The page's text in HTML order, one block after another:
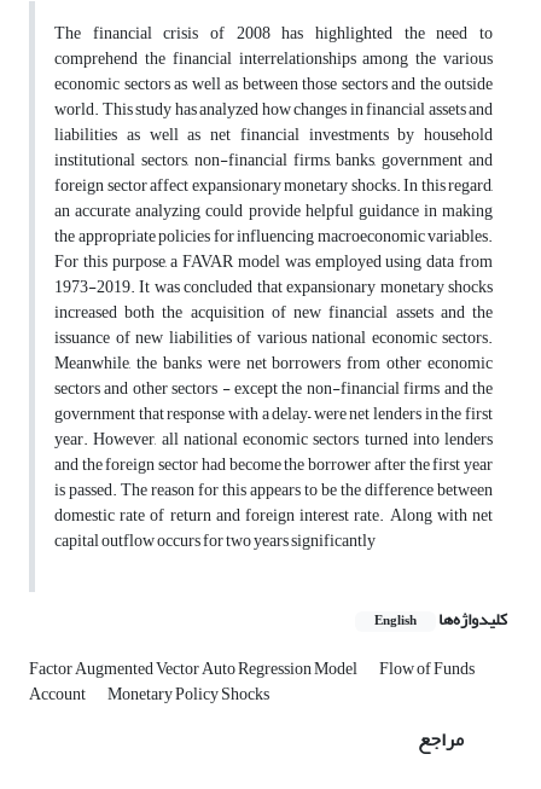
The financial crisis of 2008 has highlighted the need to
comprehend the financial interrelationships among the various
economic sectors as well as between those sectors and the outside
world. This study has analyzed how changes in financial assets and
liabilities as well as net financial investments by household
institutional sectors, non-financial firms, banks, government and
foreign sector affect expansionary monetary shocks. In this regard,
an accurate analyzing could provide helpful guidance in making
the appropriate policies for influencing macroeconomic variables.
For this purpose, a FAVAR model was employed using data from
1973-2019. It was concluded that expansionary monetary shocks
increased both the acquisition of new financial assets and the
issuance of new liabilities of various national economic sectors.
Meanwhile, the banks were net borrowers from other economic
sectors and other sectors - except the non-financial firms and the
government that response with a delay– were net lenders in the first
year. However, all national economic sectors turned into lenders
and the foreign sector had become the borrower after the first year
is passed. The reason for this appears to be the difference between
domestic rate of return and foreign interest rate. Along with net
capital outflow occurs for two years significantly
کلیدواژه‌ها English
Factor Augmented Vector Auto Regression Model Flow of Funds
Account Monetary Policy Shocks
مراجع